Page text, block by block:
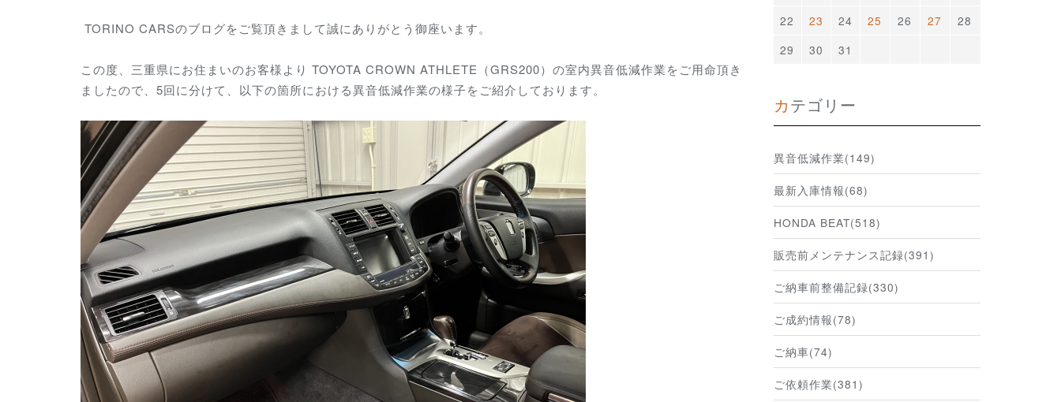
TORINO CARSのブログをご覧頂きまして誠にありがとう御座います。
この度、三重県にお住まいのお客様より TOYOTA CROWN ATHLETE（GRS200）の室内異音低減作業をご用命頂き
ましたので、5回に分けて、以下の箇所における異音低減作業の様子をご紹介しております。
22
23 24 25 26 27
28
29
30 31
カテゴリー
異音低減作業(149)
最新入庫情報(68)
HONDA BEAT(518)
販売前メンテナンス記録(391)
ご納車前整備記録(330)
ご成約情報(78)
ご納車(74)
ご依頼作業(381)